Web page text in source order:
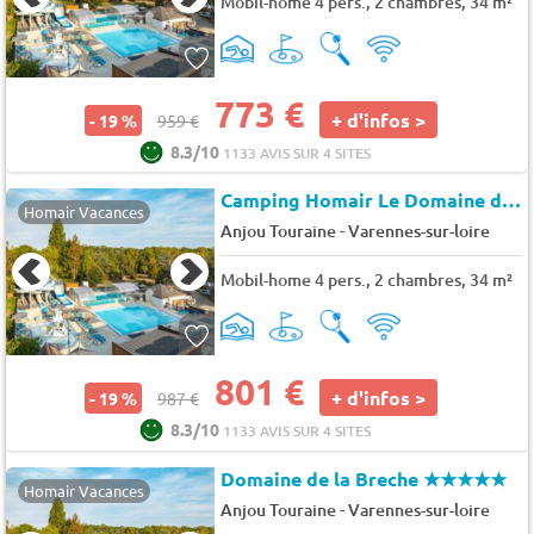
- 19 % 959 € 773 € + d'infos >
8.3/10 1133 AVIS SUR 4 SITES
Homair Vacances Camping Homair Le Domaine de la Brèche
Anjou Touraine-Varennes-sur-loire
Mobil-home 4 pers., 2 chambres, 34 m²
- 19 % 987 € 801 € + d'infos >
8.3/10 1133 AVIS SUR 4 SITES
Homair Vacances Domaine de la Breche★★★★★
Anjou Touraine-Varennes-sur-loire